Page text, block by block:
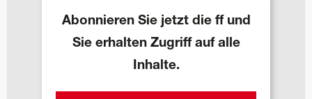
Abonnieren Sie jetzt die ff und
Sie erhalten Zugriff auf alle
Inhalte.